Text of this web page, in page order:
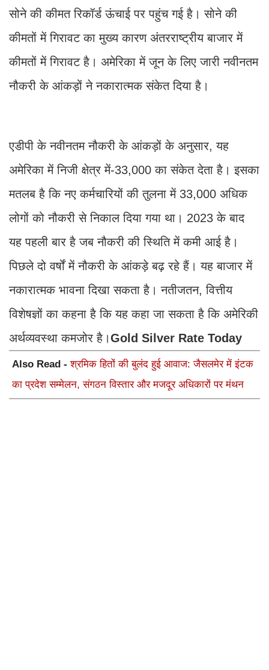
सोने की कीमत रिकॉर्ड ऊंचाई पर पहुंच गई है। सोने की
कीमतों में गिरावट का मुख्य कारण अंतरराष्ट्रीय बाजार में
कीमतों में गिरावट है। अमेरिका में जून के लिए जारी नवीनतम
नौकरी के आंकड़ों ने नकारात्मक संकेत दिया है।
एडीपी के नवीनतम नौकरी के आंकड़ों के अनुसार, यह
अमेरिका में निजी क्षेत्र में-33,000 का संकेत देता है। इसका
मतलब है कि नए कर्मचारियों की तुलना में 33,000 अधिक
लोगों को नौकरी से निकाल दिया गया था। 2023 के बाद
यह पहली बार है जब नौकरी की स्थिति में कमी आई है।
पिछले दो वर्षों में नौकरी के आंकड़े बढ़ रहे हैं। यह बाजार में
नकारात्मक भावना दिखा सकता है। नतीजतन, वित्तीय
विशेषज्ञों का कहना है कि यह कहा जा सकता है कि अमेरिकी
अर्थव्यवस्था कमजोर है।Gold Silver Rate Today
Also Read -श्रमिक हितों की बुलंद हुई आवाज: जैसलमेर में इंटक
का प्रदेश सम्मेलन, संगठन विस्तार और मजदूर अधिकारों पर मंथन